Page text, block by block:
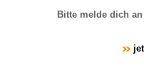
Bitte melde dich